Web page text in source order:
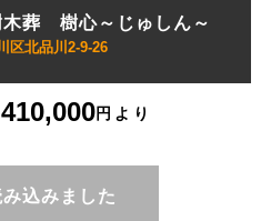
葬 樹心～じゅしん～
区北品川2-9-26
410,000円より
込みました